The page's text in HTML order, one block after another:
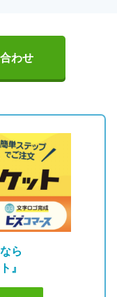
わせ
ら
』